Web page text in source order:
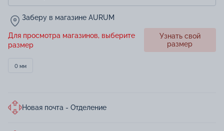
Заберу в магазине AURUM
Для просмотра магазинов, выберите
размер
Узнать свой
размер
0 мм
Новая почта - Отделение